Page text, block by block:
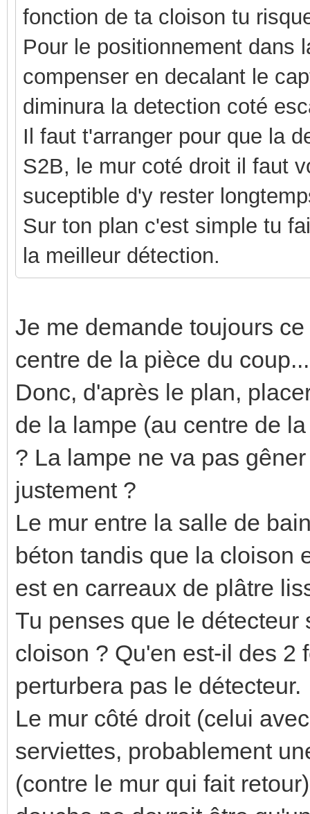
fonction de ta cloison tu
Pour le positionnement dans
compenser en decalant le
diminura la detection coté
Il faut t'arranger pour que la
S2B, le mur coté droit il faut
suceptible d'y rester
Sur ton plan c'est simple tu
la meilleur détection.
Je me demande toujours
centre de la pièce du coup...
Donc, d'après le plan,
de la lampe (au centre de
? La lampe ne va pas
justement ?
Le mur entre la salle de
béton tandis que la cloison
est en carreaux de plâtre
Tu penses que le
cloison ? Qu'en est-il des 2
perturbera pas le détecteur.
Le mur côté droit (celui
serviettes, probablement
(contre le mur qui fait